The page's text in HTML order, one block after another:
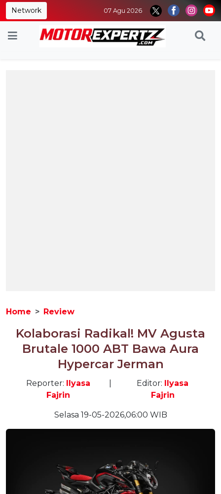
Network 07 Agu 2026
Home Review
Kolaborasi Radikal! MV Agusta
Brutale 1000 ABT Bawa Aura
Hypercar Jerman
Reporter: Ilyasa
Fajrin
Editor: Ilyasa
Fajrin
Selasa 19-05-2026,06:00 WIB